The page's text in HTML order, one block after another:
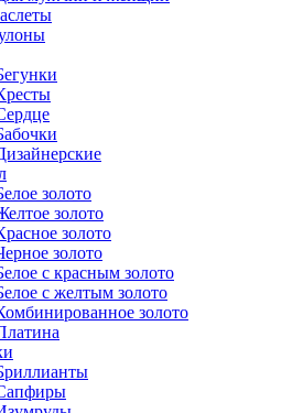
золото
золото
золото
золото
с красным золото
с желтым золото
золото